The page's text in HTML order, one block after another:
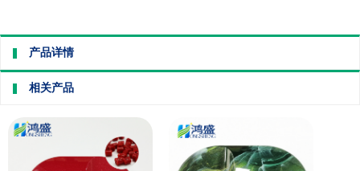
产品详情
相关产品